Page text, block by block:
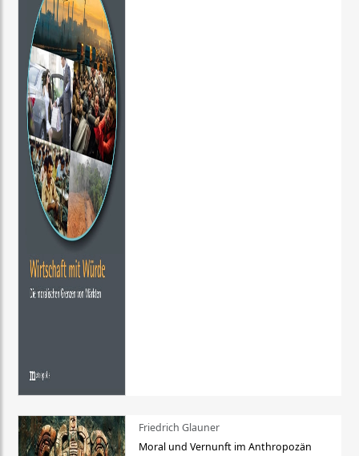
Friedrich Glauner
Moral und Vernunft im Anthropozän